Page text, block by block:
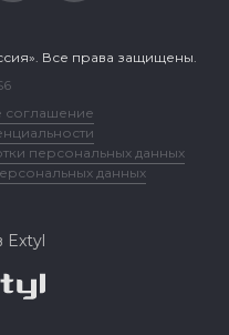
Все права защищены.
соглашение
персональных данных
данных
Extyl